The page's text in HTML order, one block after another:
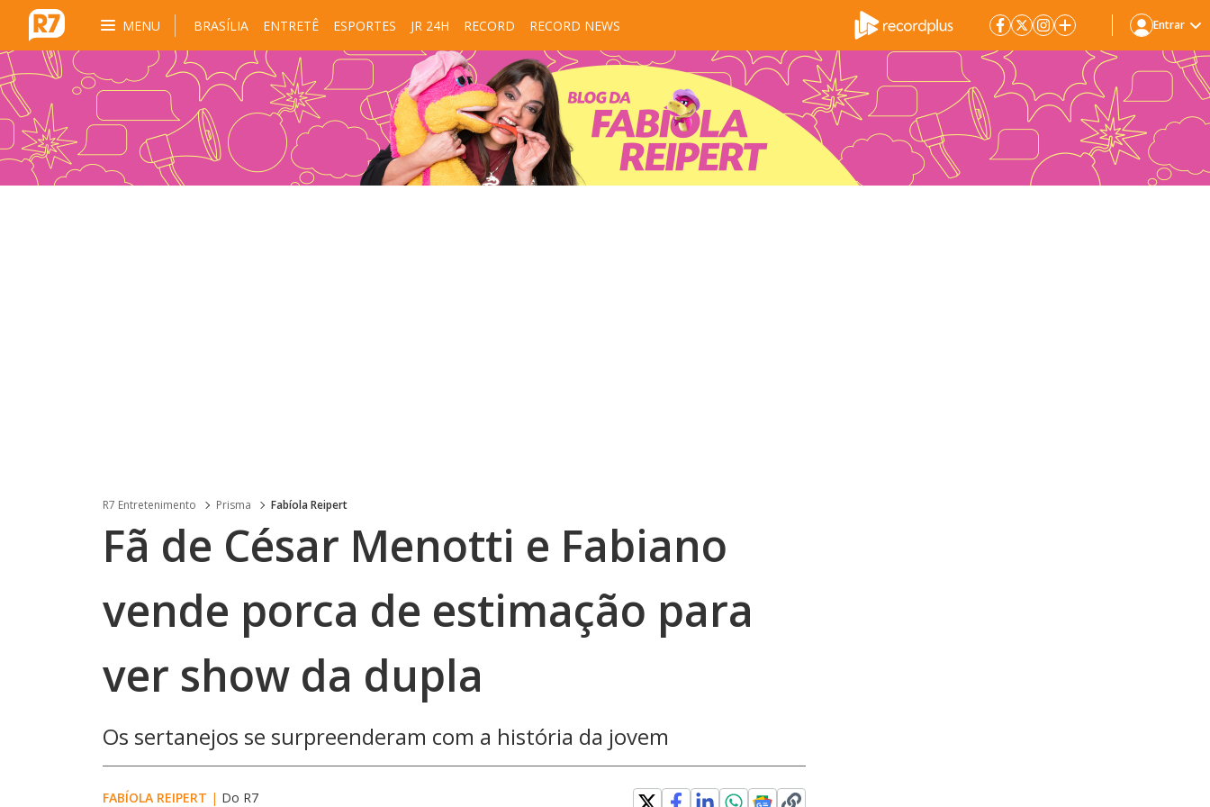
MENU BRASÍLIA ENTRETÊ ESPORTES JR 24H RECORD RECORD NEWS Entrar
R7 Entretenimento Prisma Fabíola Reipert
Fã de César Menotti e Fabiano
vende porca de estimação para
ver show da dupla
Os sertanejos se surpreenderam com a história da jovem
FABÍOLA REIPERT | Do R7